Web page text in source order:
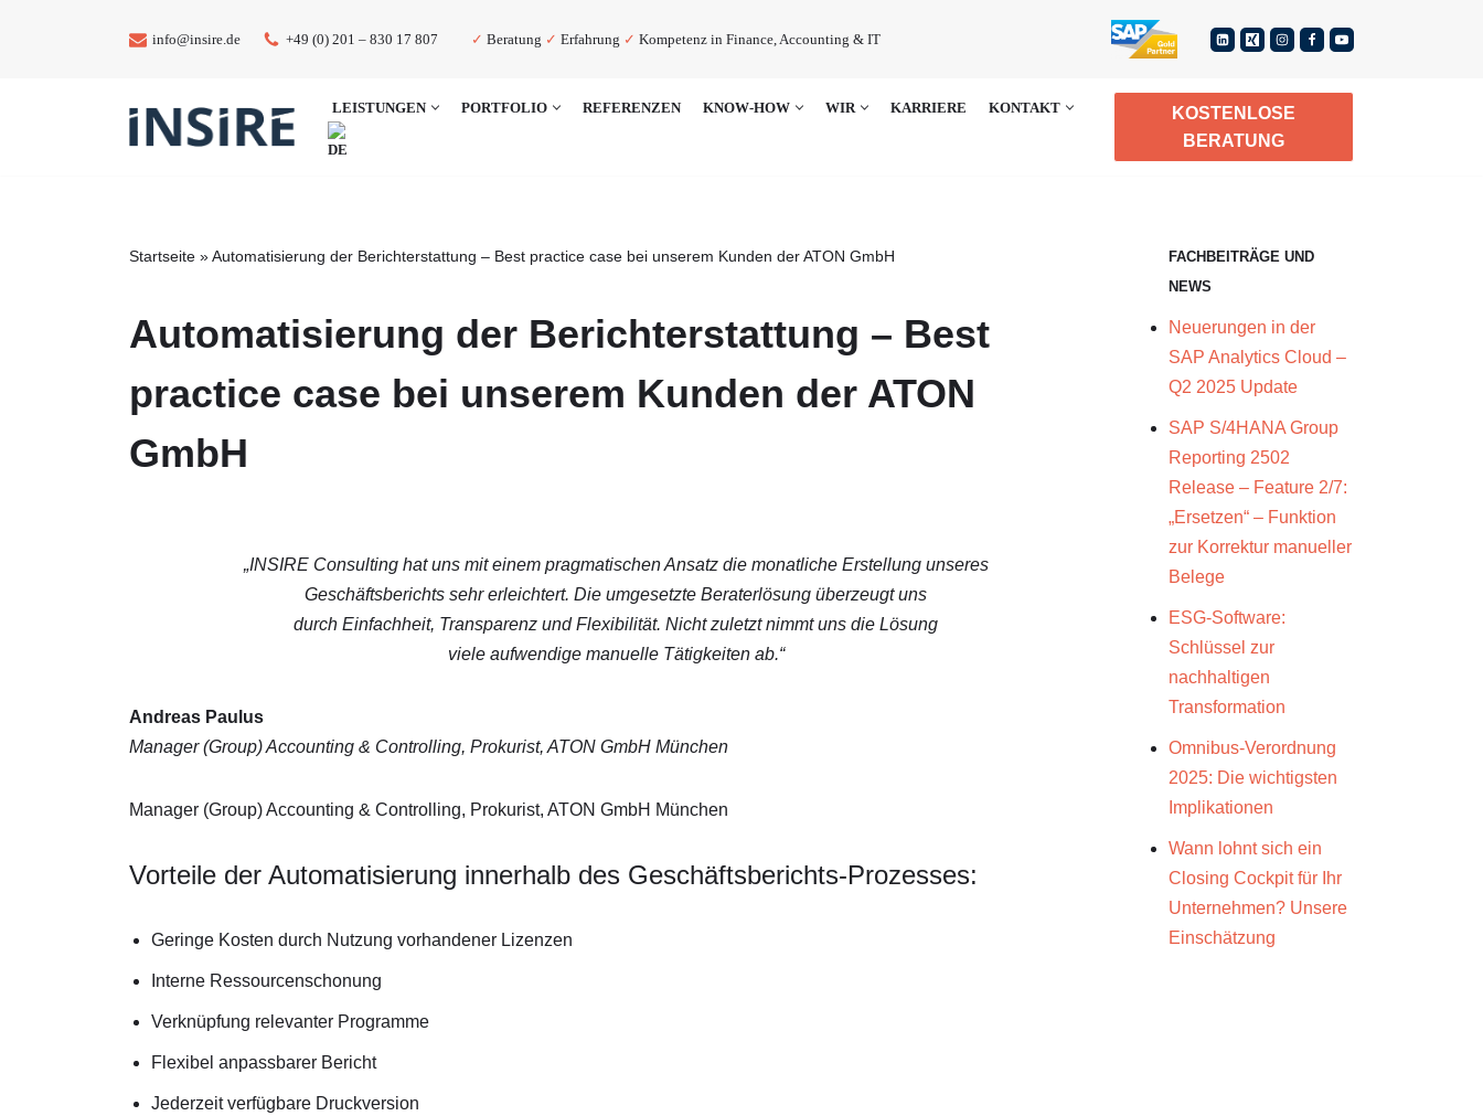
info@insire.de +49 (0) 201 – 830 17 807 ✓ Beratung ✓ Erfahrung ✓ Kompetenz in Finance, Accounting & IT
LEISTUNGEN PORTFOLIO REFERENZEN KNOW-HOW WIR KARRIERE KONTAKT
KOSTENLOSE
BERATUNG
Startseite »Automatisierung der Berichterstattung – Best practice case bei unserem Kunden der ATON GmbH
Automatisierung der Berichterstattung – Best
practice case bei unserem Kunden der ATON
GmbH
„INSIRE Consulting hat uns mit einem pragmatischen Ansatz die monatliche Erstellung unseres
Geschäftsberichts sehr erleichtert. Die umgesetzte Beraterlösung überzeugt uns
durch Einfachheit, Transparenz und Flexibilität. Nicht zuletzt nimmt uns die Lösung
viele aufwendige manuelle Tätigkeiten ab.“
Andreas Paulus
Manager (Group) Accounting & Controlling, Prokurist, ATON GmbH München
Manager (Group) Accounting & Controlling, Prokurist, ATON GmbH München
Vorteile der Automatisierung innerhalb des Geschäftsberichts-Prozesses:
Geringe Kosten durch Nutzung vorhandener Lizenzen
Interne Ressourcenschonung
Verknüpfung relevanter Programme
Flexibel anpassbarer Bericht
Jederzeit verfügbare Druckversion
FACHBEITRÄGE UND
NEWS
Neuerungen in der
SAP Analytics Cloud –
Q2 2025 Update
SAP S/4HANA Group
Reporting 2502
Release – Feature 2/7:
„Ersetzen“ – Funktion
zur Korrektur manueller
Belege
ESG-Software:
Schlüssel zur
nachhaltigen
Transformation
Omnibus-Verordnung
2025: Die wichtigsten
Implikationen
Wann lohnt sich ein
Closing Cockpit für Ihr
Unternehmen? Unsere
Einschätzung